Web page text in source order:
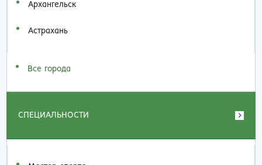
Архангельск
Астрахань
Все города
СПЕЦИАЛЬНОСТИ